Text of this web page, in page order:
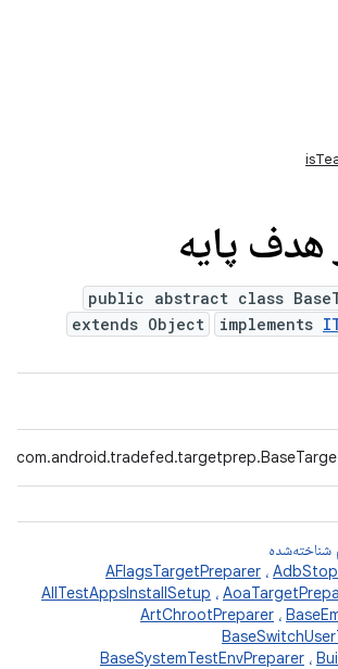
هدف پایه
public abstract class
extends Object
implements
شناخته‌شده
AFlagsTargetPreparer ،
AllTestAppsInstallSetup ،
ArtChrootPreparer ،
BaseSystemTestEnvPreparer ،